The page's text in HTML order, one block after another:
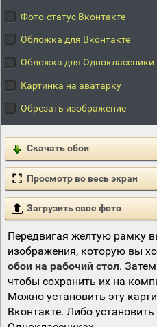
Фото-статус Вконтакте
Обложка для Вконтакте
Обложка для Одноклассники
Картинка на аватарку
Обрезать изображение
Скачать обои
Просмотр во весь экран
Загрузить свое фото
Передвигая желтую рамку
изображения, которую вы
обои на рабочий стол.
чтобы сохранить их на
Можно установить эту
Вконтакте. Либо